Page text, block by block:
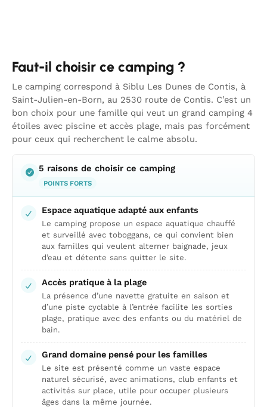
Faut-il choisir ce camping ?
Le camping correspond à Siblu Les Dunes de Contis, à
Saint-Julien-en-Born, au 2530 route de Contis. C’est un
bon choix pour une famille qui veut un grand camping 4
étoiles avec piscine et accès plage, mais pas forcément
pour ceux qui recherchent le calme absolu.
5 raisons de choisir ce camping
POINTS FORTS
Espace aquatique adapté aux enfants
Le camping propose un espace aquatique chauffé
et surveillé avec toboggans, ce qui convient bien
aux familles qui veulent alterner baignade, jeux
d’eau et détente sans quitter le site.
Accès pratique à la plage
La présence d’une navette gratuite en saison et
d’une piste cyclable à l’entrée facilite les sorties
plage, pratique avec des enfants ou du matériel de
bain.
Grand domaine pensé pour les familles
Le site est présenté comme un vaste espace
naturel sécurisé, avec animations, club enfants et
activités sur place, utile pour occuper plusieurs
âges dans la même journée.